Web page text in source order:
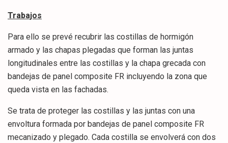
Trabajos
Para ello se prevé recubrir las costillas de hormigón
armado y las chapas plegadas que forman las juntas
longitudinales entre las costillas y la chapa grecada con
bandejas de panel composite FR incluyendo la zona que
queda vista en las fachadas.
Se trata de proteger las costillas y las juntas con una
envoltura formada por bandejas de panel composite FR
mecanizado y plegado. Cada costilla se envolverá con dos